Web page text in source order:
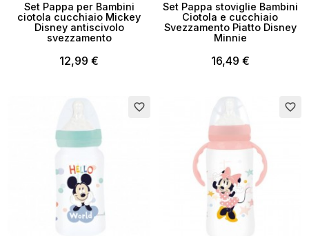
Set Pappa per Bambini
ciotola cucchiaio Mickey
Disney antiscivolo
svezzamento
12,99 €
Set Pappa stoviglie Bambini
Ciotola e cucchiaio
Svezzamento Piatto Disney
Minnie
16,49 €
favorite_border favorite_border